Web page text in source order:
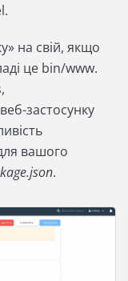
на свій, якщо
це bin/www.
застосунку
вашого
.